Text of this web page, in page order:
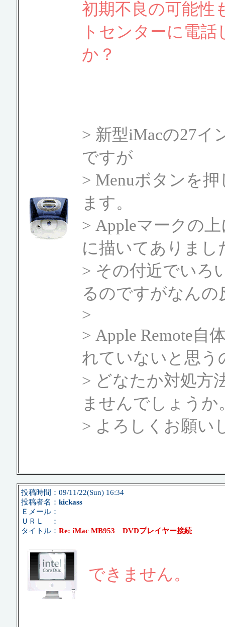
初期不良の可能性
トセンターに電
か？
> 新型iMacの27イ
ですが
> Menuボタンを
ます。
> Appleマークの
に描いてありまし
> その付近でいろ
るのですがなん
>
> Apple Remote自
れていないと思う
> どなたか対処方
ませんでしょうか
> よろしくお願い
投稿時間：09/11/22(Sun) 16:34
投稿者名： kickass
Ｅメール：
ＵＲＬ ：
タイトル： Re: iMac MB953 DVDプレイヤー接続
できません。